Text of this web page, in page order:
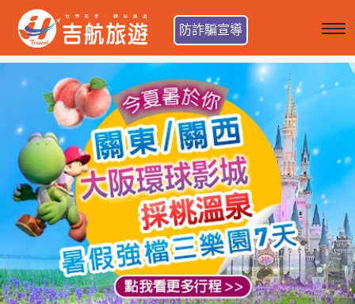
防詐騙宣導